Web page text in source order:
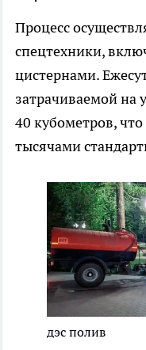
Процесс
спецтехники,
цистернами.
затрачиваемой на
40 кубометров,
тысячами
дэс полив